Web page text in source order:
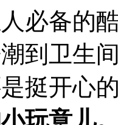
必备的
到卫生
挺开心
玩意儿。